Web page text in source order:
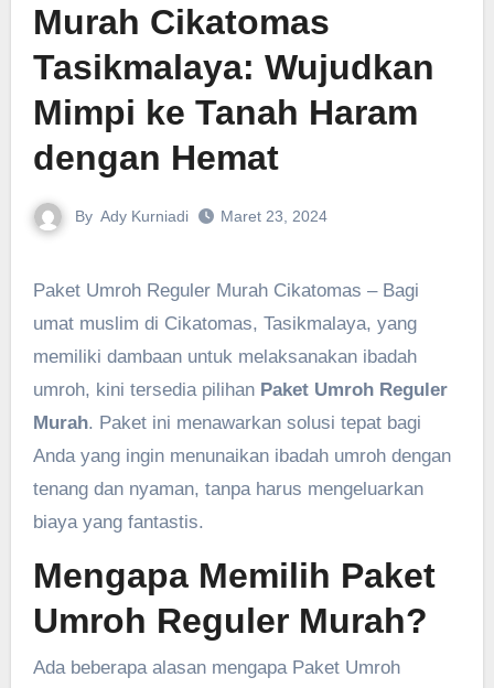
Murah Cikatomas
Tasikmalaya: Wujudkan
Mimpi ke Tanah Haram
dengan Hemat
By Ady Kurniadi Maret 23, 2024
Paket Umroh Reguler Murah Cikatomas – Bagi
umat muslim di Cikatomas, Tasikmalaya, yang
memiliki dambaan untuk melaksanakan ibadah
umroh, kini tersedia pilihan Paket Umroh Reguler
Murah. Paket ini menawarkan solusi tepat bagi
Anda yang ingin menunaikan ibadah umroh dengan
tenang dan nyaman, tanpa harus mengeluarkan
biaya yang fantastis.
Mengapa Memilih Paket
Umroh Reguler Murah?
Ada beberapa alasan mengapa Paket Umroh